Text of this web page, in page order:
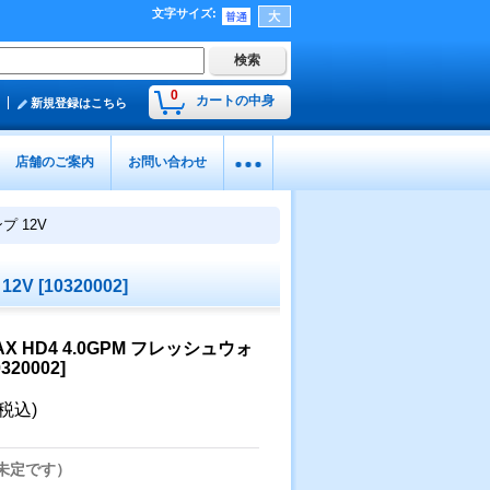
文字サイズ:
0 カートの中身
新規登録はこちら
店舗のご案内 お問い合わせ
12V
[10320002]
HD4 4.0GPM フレッシュウォ
]
込)
です）